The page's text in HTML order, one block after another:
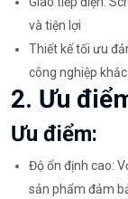
và tiện lợi
Thiết kế tối ưu
công nghiệp
2. Ưu
Ưu điểm:
Độ ổn định cao:
sản phẩm đảm